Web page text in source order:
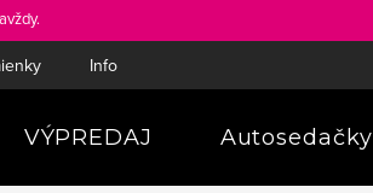
Informácie a poučenia pre spotrebiteľa
VÝPREDAJ Autosedačky